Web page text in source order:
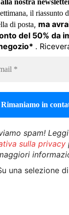
nostra
il riassunto
di posta, ma
del 50% da
.
spam!
sulla privacy
una selezione